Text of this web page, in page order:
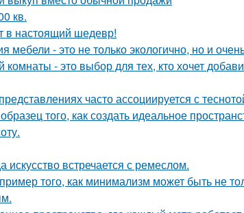
кв.
в настоящий шедевр!
мебели - это не только экологично, но и
- это выбор для тех, кто хочет
часто ассоциируется с
того, как создать идеальное
искусство встречается с ремеслом.
того, как минимализм может быть не